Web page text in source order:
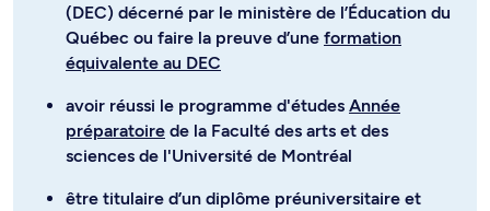
(DEC) décerné par le ministère de l’Éducation du
Québec ou faire la preuve d’une formation
équivalente au DEC
avoir réussi le programme d'études Année
préparatoire de la Faculté des arts et des
sciences de l'Université de Montréal
être titulaire d’un diplôme préuniversitaire et